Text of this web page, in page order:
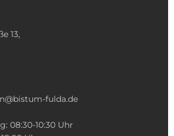
13,
fulda.de
08:30-10:30 Uhr